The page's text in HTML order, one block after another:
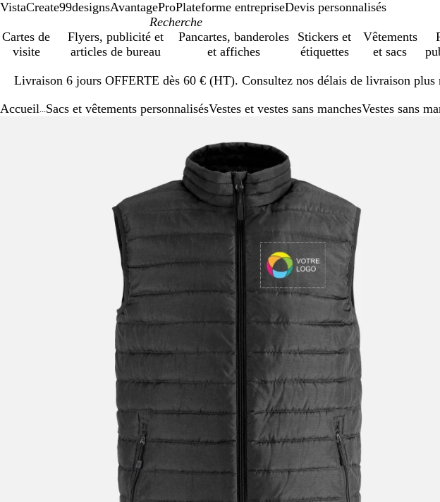
VistaCreate99designsAvantageProPlateforme entrepriseDevis personnalisés
Cartes de
visite
Flyers, publicité et
articles de bureau
Pancartes, banderoles
et affiches
Stickers et
étiquettes
Vêtements
et sacs
Livraison 6 jours OFFERTE dès 60 € (HT). Consultez nos délais de livraison plus
1
Accueil Sacs et vêtements personnalisésVestes et vestes sans manchesVestes sans
minimum
développer
touches
plus
et
moins
pour
touches
fléchées
faire